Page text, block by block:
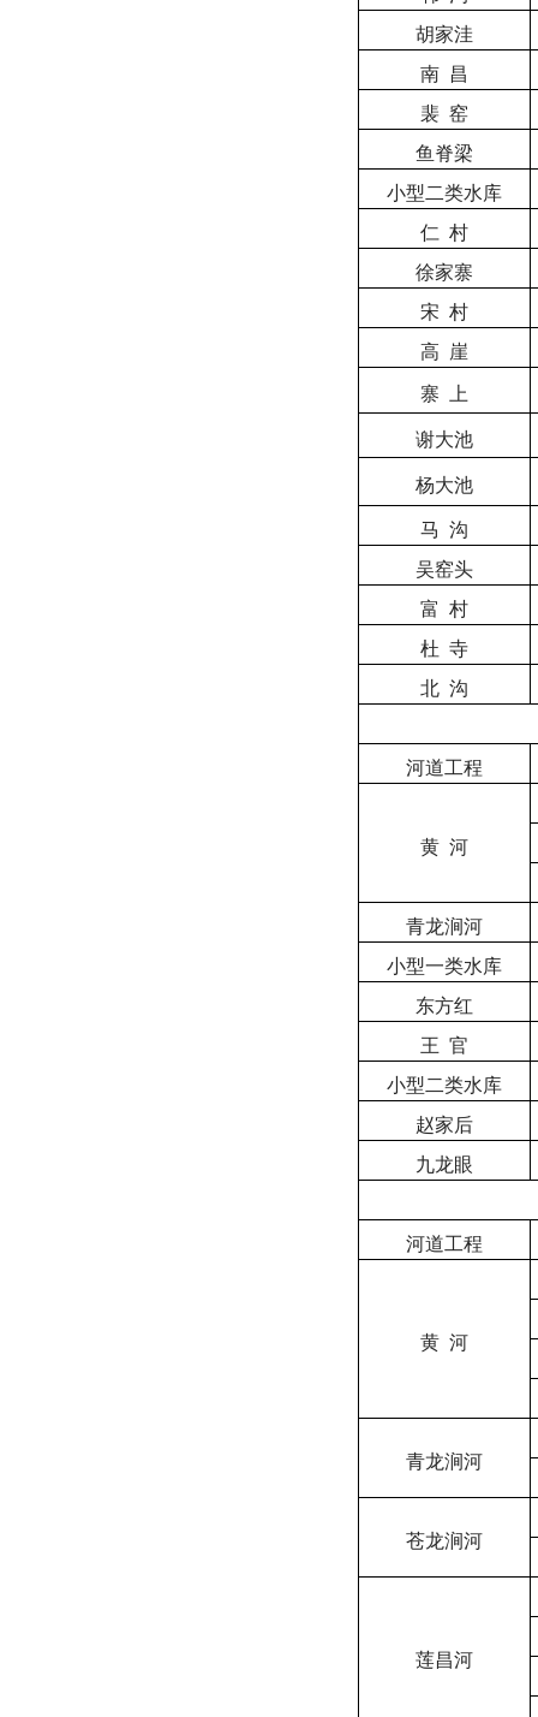
胡家洼
南
昌
裴 窑
鱼脊梁
小型二类水库
仁 村
徐家寨
宋 村
高
崖
寨 上
谢大池
杨大池
马 沟
吴窑头
富 村
杜 寺
北 沟
河道工程
黄 河
青龙涧河
小型一类水库
东方红
王 官
小型二类水库
赵家后
九龙眼
河道工程
黄 河
青龙涧河
苍龙涧河
莲昌河